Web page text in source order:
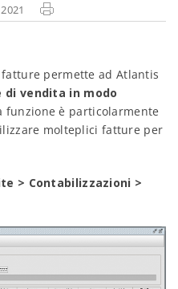
permette ad Atlantis
vendita in modo
funzione è particolarmente
molteplici fatture per
> Contabilizzazioni >